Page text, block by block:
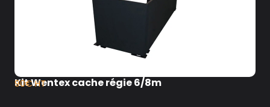
Kit Wentex cache régie 6/8m
90€ HT